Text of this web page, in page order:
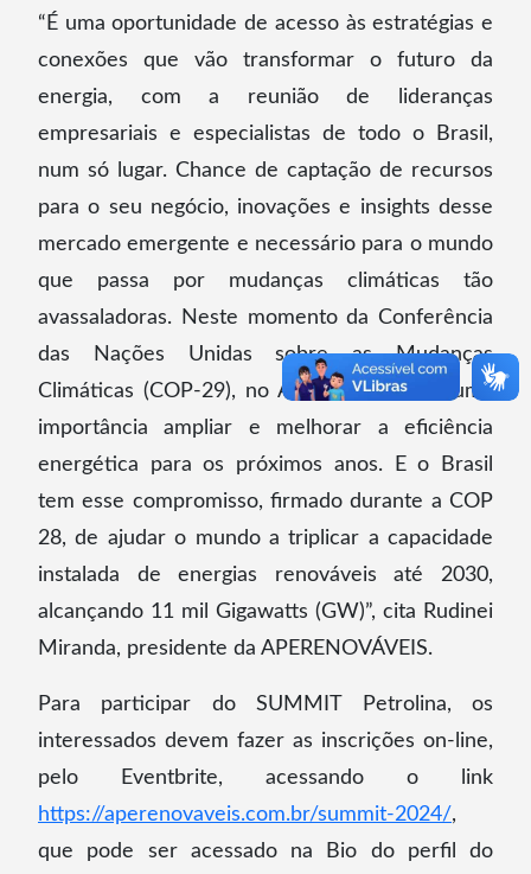
“É uma oportunidade de acesso às estratégias e
conexões que vão transformar o futuro da
energia, com a reunião de lideranças
empresariais e especialistas de todo o Brasil,
num só lugar. Chance de captação de recursos
para o seu negócio, inovações e insights desse
mercado emergente e necessário para o mundo
que passa por mudanças climáticas tão
avassaladoras. Neste momento da Conferência
das Nações Unidas sobre as Mudanças
Climáticas (COP-29), no Azerbaijão, é de suma
importância ampliar e melhorar a eficiência
energética para os próximos anos. E o Brasil
tem esse compromisso, firmado durante a COP
28, de ajudar o mundo a triplicar a capacidade
instalada de energias renováveis até 2030,
alcançando 11 mil Gigawatts (GW)”, cita Rudinei
Miranda, presidente da APERENOVÁVEIS.
Para participar do SUMMIT Petrolina, os
interessados devem fazer as inscrições on-line,
pelo Eventbrite, acessando o link
https://aperenovaveis.com.br/summit-2024/,
que pode ser acessado na Bio do perfil do